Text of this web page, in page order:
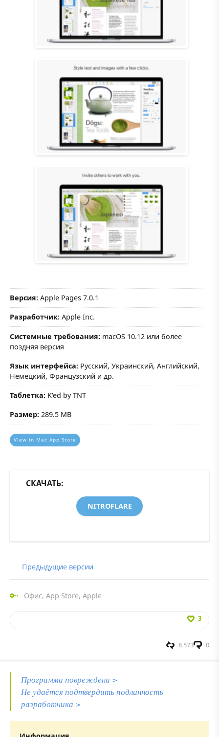
Версия: Apple Pages 7.0.1
Разработчик: Apple Inc.
Системные требования: macOS 10.12 или более
поздняя версия
Язык интерфейса: Русский, Украинский, Английский,
Немецкий, Французский и др.
Таблетка: K'ed by TNT
Размер: 289.5 MB
View in Mac App Store
СКАЧАТЬ:
NITROFLARE
Предыдущие версии
Офис, App Store, Apple
3
0
8 573
Программа повреждена >
Не удаётся подтвердить подлинность
разработчика >